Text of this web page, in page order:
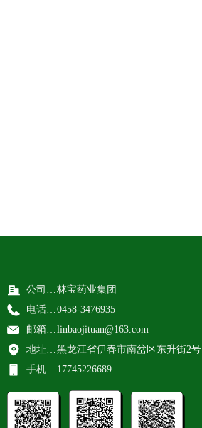
公司：林宝药业集团
林宝药业集团
电话：0458-3476935
0458-3476935
邮箱：linbaojituan@163.com
linbaojituan@163.com
地址：黑龙江省伊春市南岔区东升街2号
黑龙江省伊春市南岔区东升街2号
手机：17745226689
17745226689